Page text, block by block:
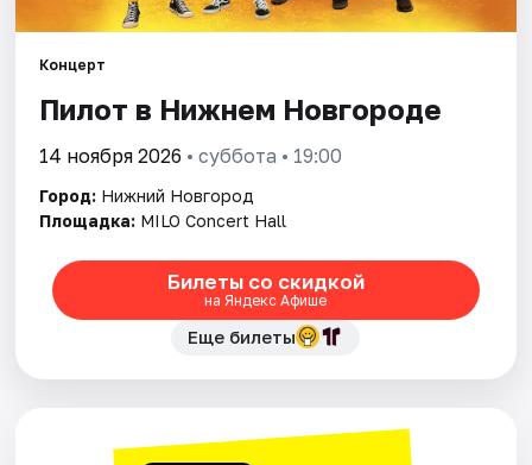
Площадки
Артисты
Рейтинги
Концерт
Пилот в Нижнем Новгороде
14 ноября 2026 • суббота • 19:00
Город: Нижний Новгород
Площадка: MILO Concert Hall
Билеты со скидкой
на Яндекс Афише
Еще билеты